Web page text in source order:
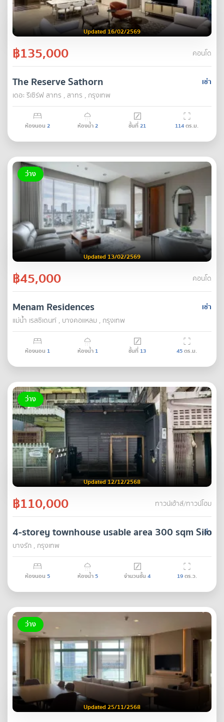
Updated 16/02/2569
฿135,000 คอนโด
เช่า
The Reserve Sathorn
เดอะ รีเซิร์ฟ สาทร , สาทร , กรุงเทพ
ห้องนอน 2 ห้องน้ำ2 ชั้นที่21 114ตร.ม.
ว่าง
Updated 13/02/2569
฿45,000 คอนโด
เช่า
Menam Residences
แม่น้ำ เรสซิเดนท์ , บางคอแหลม , กรุงเทพ
ห้องนอน 1 ห้องน้ำ 1 ชั้นที่ 13 45ตร.ม.
ว่าง
Updated 12/12/2568
฿110,000 ทาวน์เฮ้าส์/ทาวน์โฮม
เช่า
4-storey townhouse usable area 300 sqm Silom
บางรัก , กรุงเทพ
ห้องนอน 5 ห้องน้ำ5 จำนวนชั้น 4 19ตร.ว.
ว่าง
Updated 25/11/2568